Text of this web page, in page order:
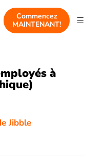
Commencez
MAINTENANT!
à
Jibble